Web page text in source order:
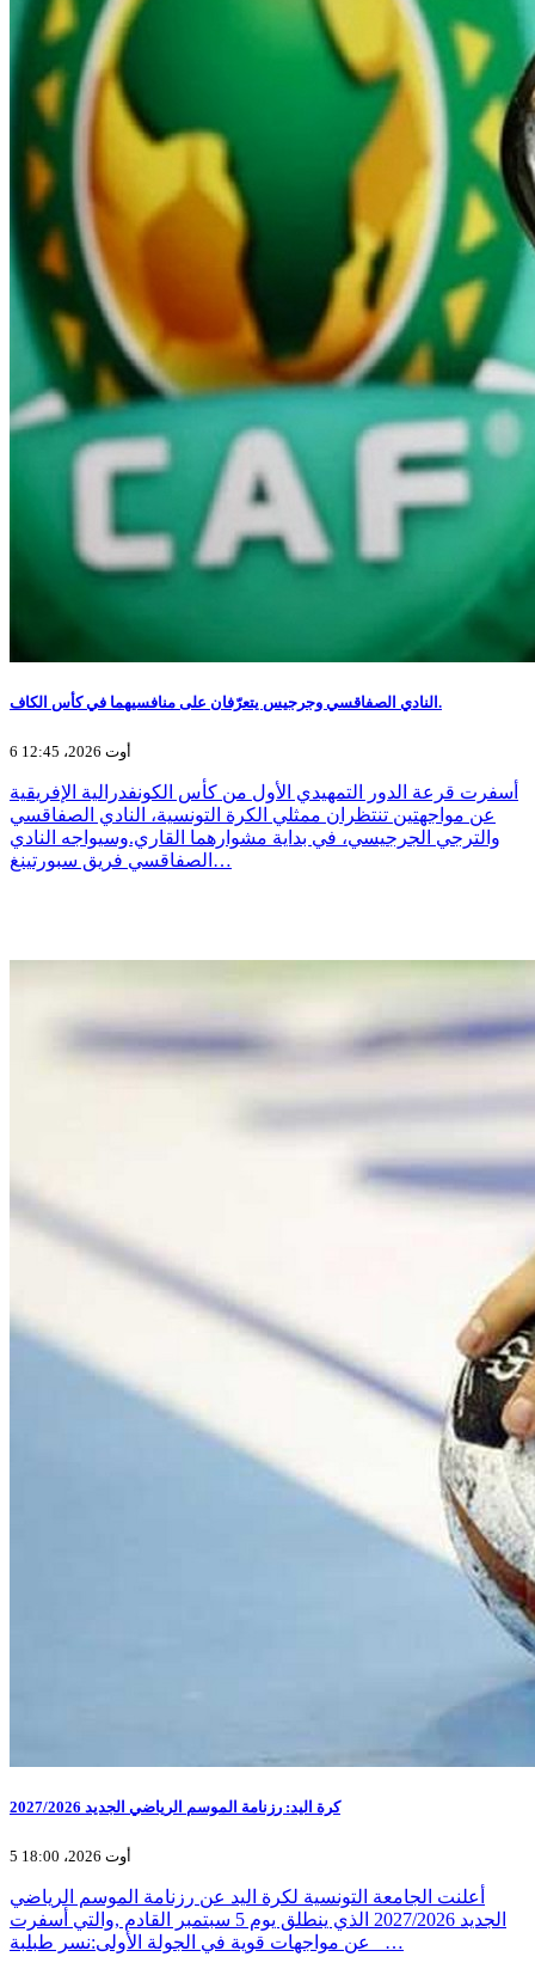
النادي الصفاقسي وجرجيس يتعرّفان على منافسيهما في كأس الكاف.
6 أوت 2026، 12:45
أسفرت قرعة الدور التمهيدي الأول من كأس الكونفدرالية الإفريقية
عن مواجهتين تنتظران ممثلي الكرة التونسية، النادي الصفاقسي
والترجي الجرجيسي، في بداية مشوارهما القاري.وسيواجه النادي
الصفاقسي فريق سبورتينغ…
كرة اليد: رزنامة الموسم الرياضي الجديد 2027/2026
5 أوت 2026، 18:00
أعلنت الجامعة التونسية لكرة اليد عن رزنامة الموسم الرياضي
الجديد 2027/2026 الذي ينطلق يوم 5 سبتمبر القادم ,والتي أسفرت
عن مواجهات قوية في الجولة الأولى:نسر طبلبة _…